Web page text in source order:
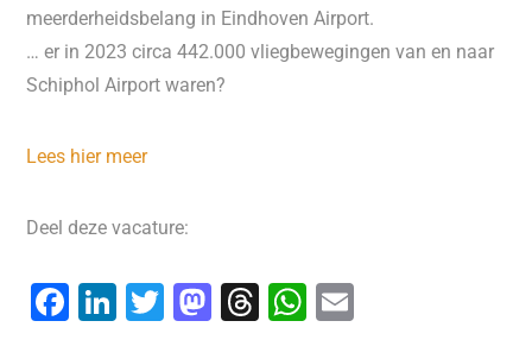
meerderheidsbelang in Eindhoven Airport.
… er in 2023 circa 442.000 vliegbewegingen van en naar
Schiphol Airport waren?
Lees hier meer
Deel deze vacature:
F
Li T
M T
W